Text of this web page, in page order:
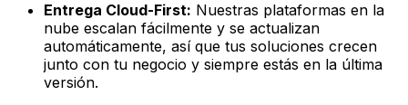
Entrega Cloud-First: Nuestras plataformas en la
nube escalan fácilmente y se actualizan
automáticamente, así que tus soluciones crecen
junto con tu negocio y siempre estás en la última
versión.